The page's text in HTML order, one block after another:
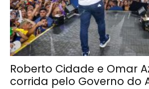
Roberto Cidade e Omar
corrida pelo Governo do